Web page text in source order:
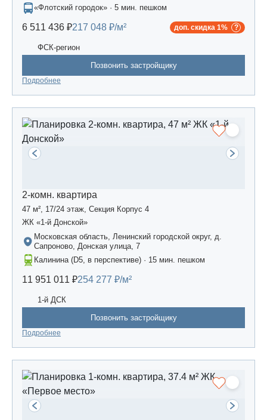
«Флотский городок» · 5 мин. пешком
6 511 436 ₽217 048 ₽/м² доп. скидка 1%
ФСК-регион
Позвонить застройщику
Подробнее
2-комн. квартира
47 м², 17/24 этаж, Секция Корпус 4
ЖК «1-й Донской»
Московская область, Ленинский городской округ, д.
Сапроново, Донская улица, 7
Калинина (D5, в перспективе) · 15 мин. пешком
11 951 011 ₽254 277 ₽/м²
1-й ДСК
Позвонить застройщику
Подробнее